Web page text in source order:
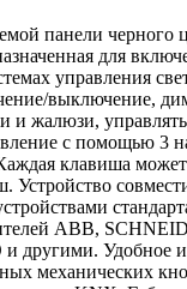
панели черного
для
управления
выключение,
и жалюзи,
с помощью 3
клавиша
Устройство
ABB,
другими. Удобное
механических